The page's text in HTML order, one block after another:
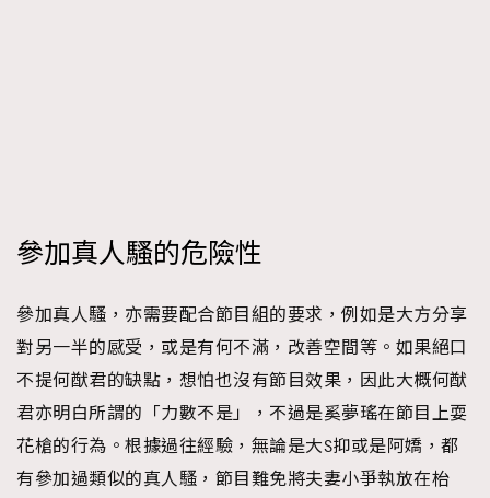
TRENDING
參加真人騷的危險性
參加真人騷，亦需要配合節目組的要求，例如是大方分享
對另一半的感受，或是有何不滿，改善空間等。如果絕口
不提何猷君的缺點，想怕也沒有節目效果，因此大概何猷
君亦明白所謂的「力數不是」，不過是奚夢瑤在節目上耍
花槍的行為。根據過往經驗，無論是大S抑或是阿嬌，都
有參加過類似的真人騷，節目難免將夫妻小爭執放在枱